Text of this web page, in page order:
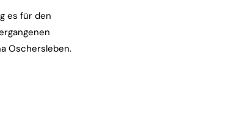
es für den
Oschersleben.